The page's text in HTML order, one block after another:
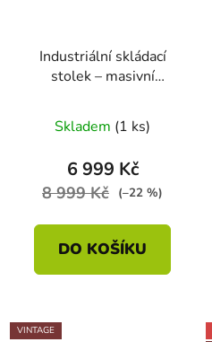
Industriální skládací
stolek – masivní
Skladem (1 ks)
6 999 Kč
8 999 Kč (–22 %)
DO KOŠÍKU
VINTAGE